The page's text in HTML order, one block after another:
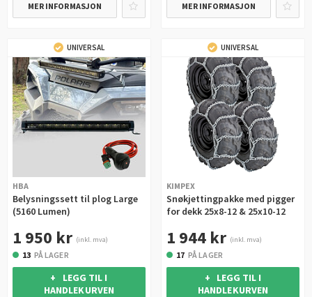
MER INFORMASJON MER INFORMASJON
UNIVERSAL
HBA
Belysningssett til plog Large
(5160 Lumen)
1 950 kr (inkl. mva)
13 PÅ LAGER
+ LEGG TIL I
HANDLEKURVEN
UNIVERSAL
KIMPEX
Snøkjettingpakke med pigger
for dekk 25x8-12 & 25x10-12
1 944 kr (inkl. mva)
17 PÅ LAGER
+ LEGG TIL I
HANDLEKURVEN